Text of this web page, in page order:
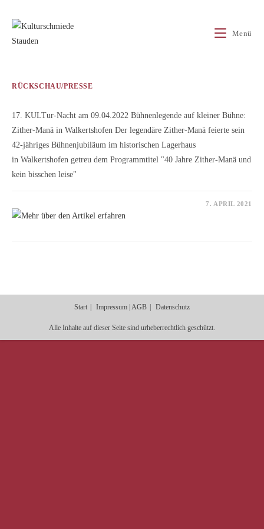
Inhalt
springen
Menü
RÜCKSCHAU/PRESSE
17. KULTur-Nacht am 09.04.2022 Bühnenlegende auf kleiner Bühne:
Zither-Manä in Walkertshofen Der legendäre Zither-Manä feierte sein
42-jähriges Bühnenjubiläum im historischen Lagerhaus
in Walkertshofen getreu dem Programmtitel "40 Jahre Zither-Manä und
kein bisschen leise"
7. APRIL 2021
Start Impressum | AGB Datenschutz
Alle Inhalte auf dieser Seite sind urheberrechtlich geschützt.